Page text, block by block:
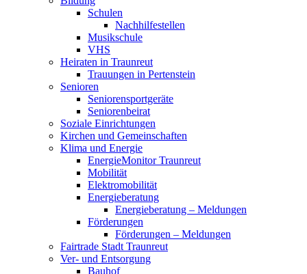
Schulen
Nachhilfestellen
Musikschule
VHS
Heiraten in Traunreut
Trauungen in Pertenstein
Senioren
Seniorensportgeräte
Seniorenbeirat
Soziale Einrichtungen
Kirchen und Gemeinschaften
Klima und Energie
EnergieMonitor Traunreut
Mobilität
Elektromobilität
Energieberatung
Energieberatung – Meldungen
Förderungen
Förderungen – Meldungen
Fairtrade Stadt Traunreut
Ver- und Entsorgung
Bauhof